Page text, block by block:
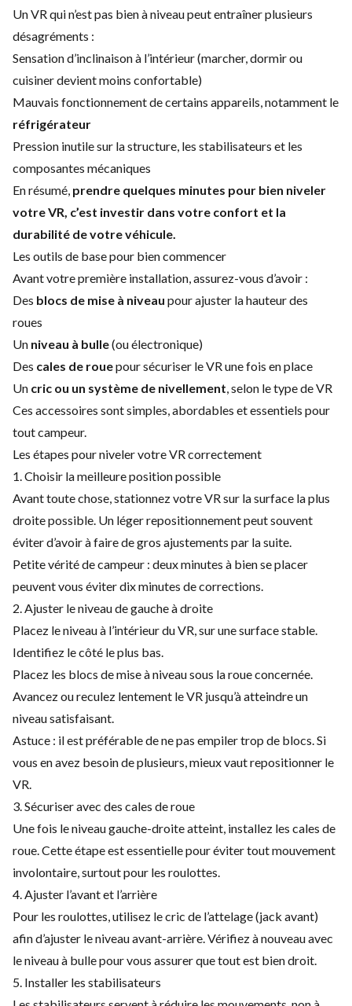
Un VR qui n’est pas bien à niveau peut entraîner plusieurs
désagréments :
Sensation d’inclinaison à l’intérieur (marcher, dormir ou
cuisiner devient moins confortable)
Mauvais fonctionnement de certains appareils, notamment le
réfrigérateur
Pression inutile sur la structure, les stabilisateurs et les
composantes mécaniques
En résumé, prendre quelques minutes pour bien niveler
votre VR, c’est investir dans votre confort et la
durabilité de votre véhicule.
Les outils de base pour bien commencer
Avant votre première installation, assurez-vous d’avoir :
Des blocs de mise à niveau pour ajuster la hauteur des
roues
Un niveau à bulle(ou électronique)
Des cales de rouepour sécuriser le VR une fois en place
Un cric ou un système de nivellement , selon le type de VR
Ces accessoires sont simples, abordables et essentiels pour
tout campeur.
Les étapes pour niveler votre VR correctement
1. Choisir la meilleure position possible
Avant toute chose, stationnez votre VR sur la surface la plus
droite possible. Un léger repositionnement peut souvent
éviter d’avoir à faire de gros ajustements par la suite.
Petite vérité de campeur : deux minutes à bien se placer
peuvent vous éviter dix minutes de corrections.
2. Ajuster le niveau de gauche à droite
Placez le niveau à l’intérieur du VR, sur une surface stable.
Identifiez le côté le plus bas.
Placez les blocs de mise à niveau sous la roue concernée.
Avancez ou reculez lentement le VR jusqu’à atteindre un
niveau satisfaisant.
Astuce : il est préférable de ne pas empiler trop de blocs. Si
vous en avez besoin de plusieurs, mieux vaut repositionner le
VR.
3. Sécuriser avec des cales de roue
Une fois le niveau gauche-droite atteint, installez les cales de
roue. Cette étape est essentielle pour éviter tout mouvement
involontaire, surtout pour les roulottes.
4. Ajuster l’avant et l’arrière
Pour les roulottes, utilisez le cric de l’attelage (jack avant)
afin d’ajuster le niveau avant-arrière. Vérifiez à nouveau avec
le niveau à bulle pour vous assurer que tout est bien droit.
5. Installer les stabilisateurs